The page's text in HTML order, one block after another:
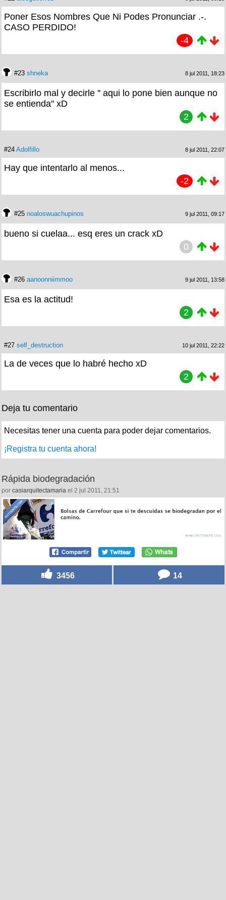
Poner Esos Nombres Que Ni Podes Pronunciar .-.
CASO PERDIDO!
-4
#23 shneka 8 jul 2011, 18:23
Escribirlo mal y decirle '' aqui lo pone bien aunque no
se entienda'' xD
2
#24 Adolfillo 8 jul 2011, 22:07
Hay que intentarlo al menos...
-2
#25 noaloswuachupinos 9 jul 2011, 09:17
bueno si cuelaa... esq eres un crack xD
0
#26 aanoonniimmoo 9 jul 2011, 13:58
Esa es la actitud!
2
#27 self_destruction 10 jul 2011, 22:22
La de veces que lo habré hecho xD
2
Deja tu comentario
Necesitas tener una cuenta para poder dejar comentarios.
¡Registra tu cuenta ahora!
Rápida biodegradación
por casiarquitectamaria el 2 jul 2011, 21:51
3456 14